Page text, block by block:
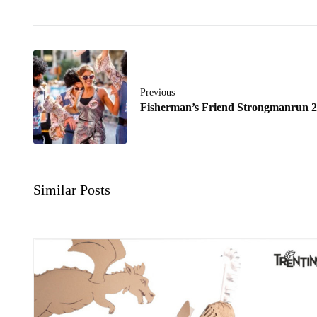
Previous
Fisherman’s Friend Strongmanrun
Similar Posts